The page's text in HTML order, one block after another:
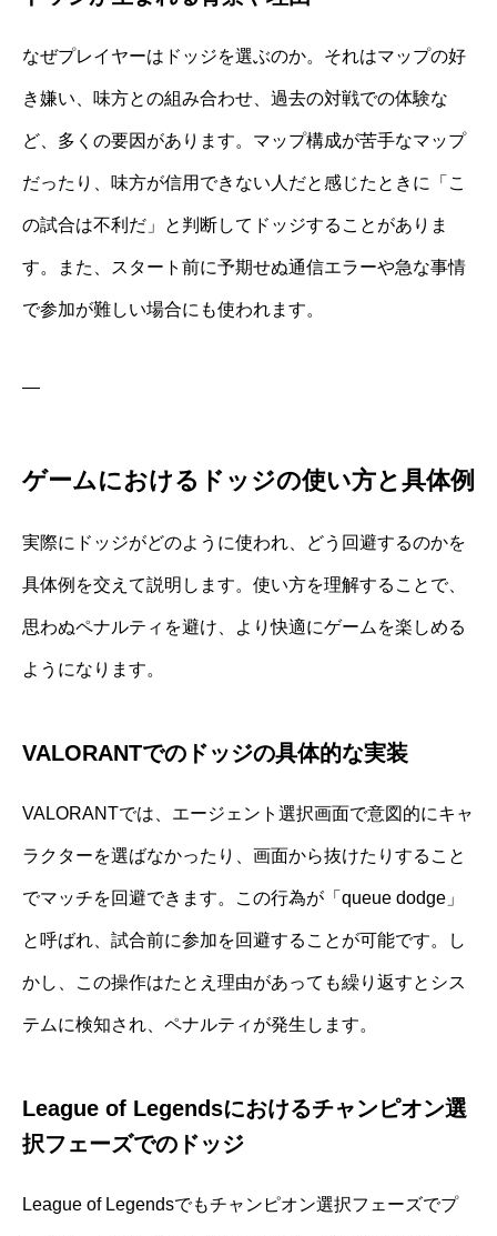
なぜプレイヤーはドッジを選ぶのか。それはマップの好
き嫌い、味方との組み合わせ、過去の対戦での体験な
ど、多くの要因があります。マップ構成が苦手なマップ
だったり、味方が信用できない人だと感じたときに「こ
の試合は不利だ」と判断してドッジすることがありま
す。また、スタート前に予期せぬ通信エラーや急な事情
で参加が難しい場合にも使われます。
—
ゲームにおけるドッジの使い方と具体例
実際にドッジがどのように使われ、どう回避するのかを
具体例を交えて説明します。使い方を理解することで、
思わぬペナルティを避け、より快適にゲームを楽しめる
ようになります。
VALORANTでのドッジの具体的な実装
VALORANTでは、エージェント選択画面で意図的にキャ
ラクターを選ばなかったり、画面から抜けたりすること
でマッチを回避できます。この行為が「queue dodge」
と呼ばれ、試合前に参加を回避することが可能です。し
かし、この操作はたとえ理由があっても繰り返すとシス
テムに検知され、ペナルティが発生します。
League of Legendsにおけるチャンピオン選
択フェーズでのドッジ
League of Legendsでもチャンピオン選択フェーズでプ